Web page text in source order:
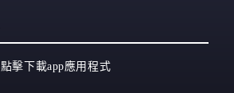
點擊下載app應用程式